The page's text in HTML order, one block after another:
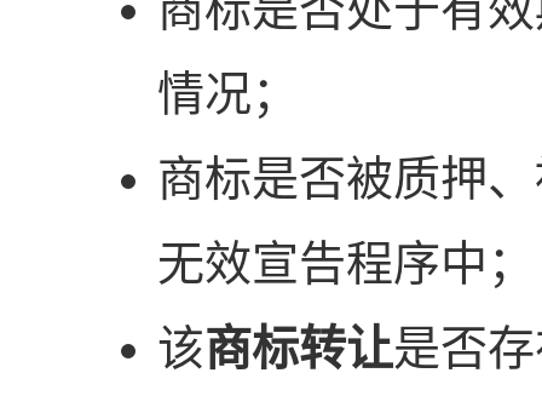
情况；
商标是否被质押
无效宣告程序中；
该商标转让是否